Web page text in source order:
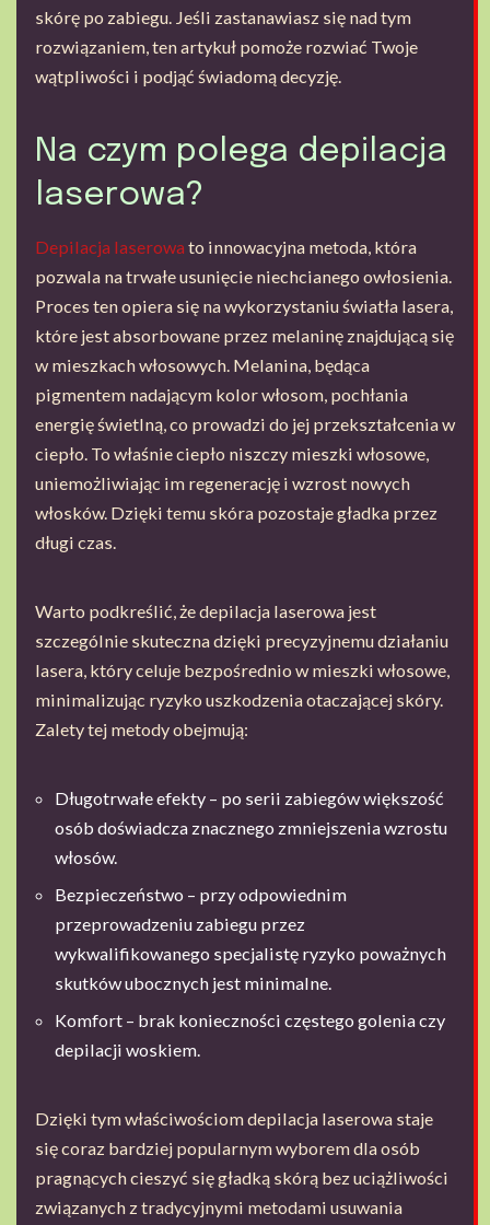
skórę po zabiegu. Jeśli zastanawiasz się nad tym
rozwiązaniem, ten artykuł pomoże rozwiać Twoje
wątpliwości i podjąć świadomą decyzję.
Na czym polega depilacja
laserowa?
Depilacja laserowa to innowacyjna metoda, która
pozwala na trwałe usunięcie niechcianego owłosienia.
Proces ten opiera się na wykorzystaniu światła lasera,
które jest absorbowane przez melaninę znajdującą się
w mieszkach włosowych. Melanina, będąca
pigmentem nadającym kolor włosom, pochłania
energię świetlną, co prowadzi do jej przekształcenia w
ciepło. To właśnie ciepło niszczy mieszki włosowe,
uniemożliwiając im regenerację i wzrost nowych
włosków. Dzięki temu skóra pozostaje gładka przez
długi czas.
Warto podkreślić, że depilacja laserowa jest
szczególnie skuteczna dzięki precyzyjnemu działaniu
lasera, który celuje bezpośrednio w mieszki włosowe,
minimalizując ryzyko uszkodzenia otaczającej skóry.
Zalety tej metody obejmują:
Długotrwałe efekty – po serii zabiegów większość
osób doświadcza znacznego zmniejszenia wzrostu
włosów.
Bezpieczeństwo – przy odpowiednim
przeprowadzeniu zabiegu przez
wykwalifikowanego specjalistę ryzyko poważnych
skutków ubocznych jest minimalne.
Komfort – brak konieczności częstego golenia czy
depilacji woskiem.
Dzięki tym właściwościom depilacja laserowa staje
się coraz bardziej popularnym wyborem dla osób
pragnących cieszyć się gładką skórą bez uciążliwości
związanych z tradycyjnymi metodami usuwania